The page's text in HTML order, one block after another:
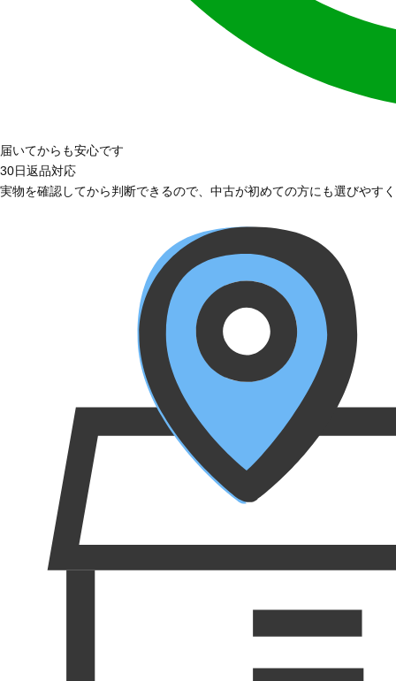
届いてからも安心です
30日返品対応
実物を確認してから判断できるので、中古が初めての方にも選びやす